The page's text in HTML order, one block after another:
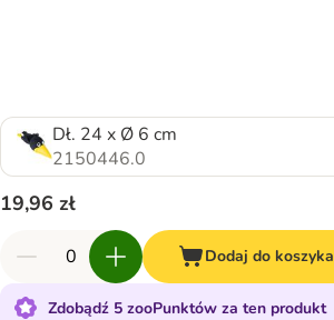
Dł. 24 x Ø 6 cm
2150446.0
19,96 zł
Dodaj do koszyka
Zdobądź 5 zooPunktów za ten produkt